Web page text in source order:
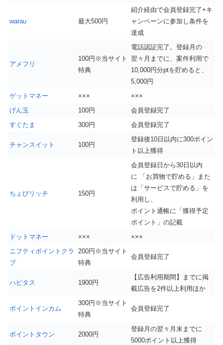
warau 最大500円
紹介経由で会員登録完了+キ
ャンペーンに参加し条件を
達成
アメフリ
100円※当サイト
特典
電話認証完了。登録月の
翌々月までに、案件利用で
10,000円分ptを貯めると、
5,000円
ゲットマネー
×××
×××
げん玉
100円
会員登録完了
すぐたま
300円 会員登録完了
チャンスイット 100円
登録後10日以内に300ポイン
ト以上獲得
ちょびリッチ 150円
会員登録日から30日以内
に 「お買物で貯める」また
は「サービスで貯める」を
利用し、
ポイント通帳に「獲得予定
ポイント」の記載
ドットマネー
×××
×××
ニフティポイントクラ
ブ
200円※当サイト
特典
会員登録完了
ハピタス 1900円
【広告利用期間】までに掲
載広告を2件以上利用ほか
ポイントインカム
300円※当サイト
特典
会員登録完了
ポイントタウン 2000円
登録月の翌々月末までに
5000ポイント以上獲得